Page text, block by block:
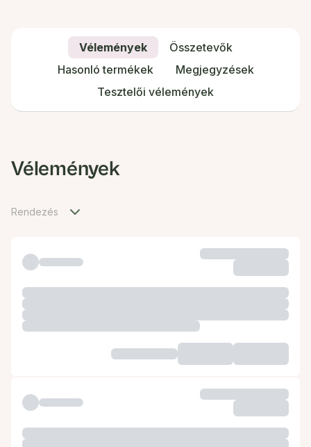
Vélemények
Összetevők
Hasonló termékek
Megjegyzések
Tesztelői vélemények
Vélemények
Rendezés